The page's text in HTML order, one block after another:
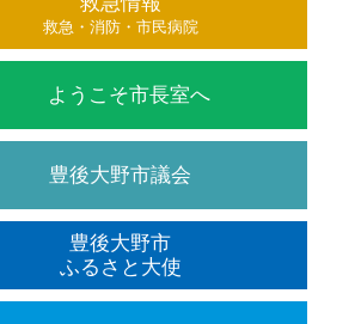
救急・消防・市民病院
ようこそ市長室へ
豊後大野市議会
豊後大野市
ふるさと大使